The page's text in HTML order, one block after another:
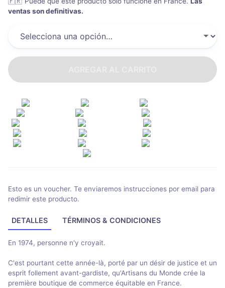
ventas son definitivas.
Esto es un voucher. Te enviaremos instrucciones por email para
redimir este producto.
DETALLES TÉRMINOS & CONDICIONES
En 1974, personne n'y croyait.
C'est pourtant cette année-là, porté par un désir de justice et un
esprit follement avant-gardiste, qu'Artisans du Monde crée la
première boutique de commerce équitable en France.